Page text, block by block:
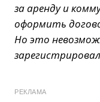
за аренду и
оформить
Но это
РЕКЛАМА